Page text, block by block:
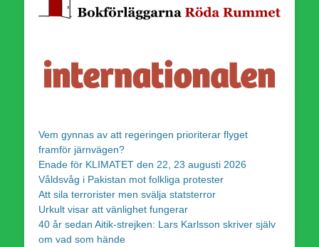
Vem gynnas av att regeringen prioriterar flyget
framför järnvägen?
Enade för KLIMATET den 22, 23 augusti 2026
Våldsvåg i Pakistan mot folkliga protester
Att sila terrorister men svälja statsterror
Urkult visar att vänlighet fungerar
40 år sedan Aitik-strejken: Lars Karlsson skriver själv
om vad som hände